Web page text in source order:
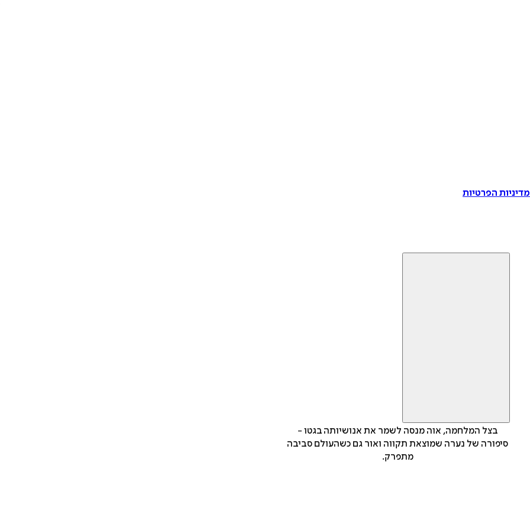
הפרטיות
בצל המלחמה, אוה מנסה לשמר את אנושיותה בגטו -
סיפורה של נערה שמוצאת תקווה ואור גם כשהעולם סביבה
מתפרק.